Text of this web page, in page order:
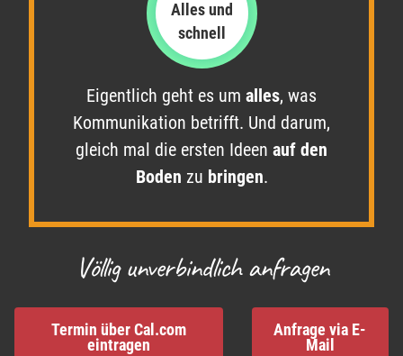
Alles und
schnell
Eigentlich geht es um alles, was
Kommunikation betrifft. Und darum,
gleich mal die ersten Ideen auf den
Boden zu bringen.​
Völlig unverbindlich anfragen
Termin über Cal.com
eintragen
Anfrage via E-
Mail